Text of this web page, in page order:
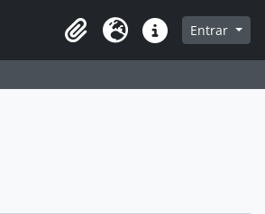
Clipboard
Idioma Atalhos Entrar